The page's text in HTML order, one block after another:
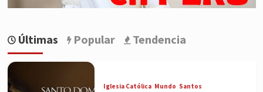
Últimas Popular Tendencia
Iglesia Católica Mundo Santos